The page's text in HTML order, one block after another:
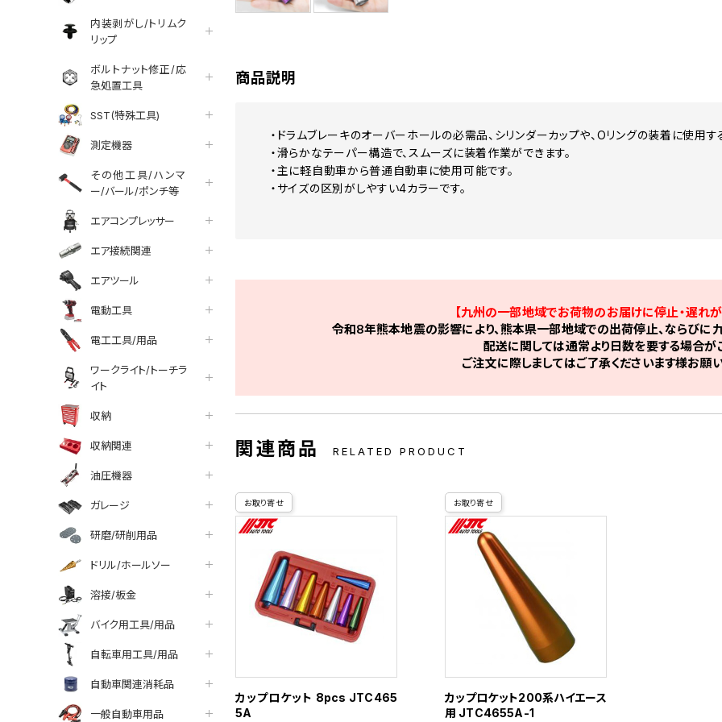
内装剥がし/トリムク
リップ
ボルトナット修正/応
急処置工具
SST(特殊工具)
測定機器
その他工具/ハンマ
ー/バール/ポンチ等
エアコンプレッサー
エア接続関連
エアツール
電動工具
電工工具/用品
ワークライト/トーチラ
イト
収納
収納関連
油圧機器
ガレージ
研磨/研削用品
ドリル/ホールソー
溶接/板金
バイク用工具/用品
自転車用工具/用品
自動車関連消耗品
一般自動車用品
商品説明
・ドラムブレーキのオーバーホールの必需品、シリンダーカップや、Oリングの装着に使用す
・滑らかなテーパー構造で、スムーズに装着作業ができます。
・主に軽自動車から普通自動車に使用可能です。
・サイズの区別がしやすい4カラーです。
【九州の一部地域でお荷物のお届けに停止・遅れが
令和8年熊本地震の影響により、熊本県一部地域での出荷停止、ならびに
配送に関しては通常より日数を要する場合が
ご注文に際しましてはご了承くださいます様お願
関連商品 RELATED PRODUCT
お取り寄せ
カップロケット 8pcs JTC465
5A
お取り寄せ
カップロケット200系ハイエース
用 JTC4655A-1